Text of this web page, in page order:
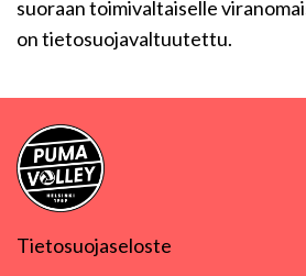
suoraan toimivaltaiselle
on tietosuojavaltuutettu.
Tietosuojaseloste